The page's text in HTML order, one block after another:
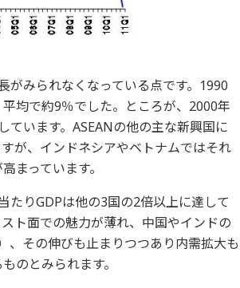
がみられなくなっている点です。1990
均で約9％でした。ところが、2000年
います。ASEANの他の主な新興国に
が、インドネシアやベトナムではそれ
まっています。
たりGDPは他の3国の2倍以上に達して
ト面での魅力が薄れ、中国やインドの
、その伸びも止まりつつあり内需拡大も
のとみられます。